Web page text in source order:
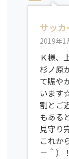
サッ
2019年1
Ｋ様、
杉ノ原
て賑や
います
割とご
もある
見守り
これか
－＾）！